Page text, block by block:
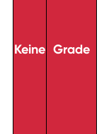
Keine Grade